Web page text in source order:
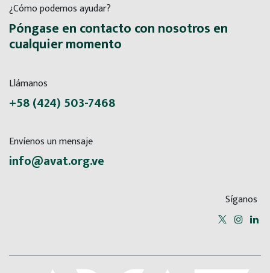
¿Cómo podemos ayudar?
Póngase en contacto con nosotros en
cualquier momento
Llámanos
+58 (424) 503-7468
Envíenos un mensaje
info@avat.org.ve
Síganos